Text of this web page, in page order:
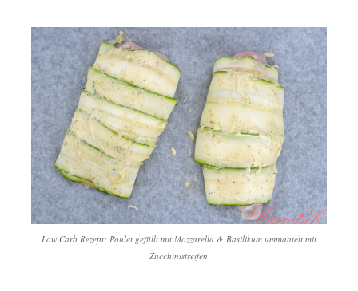
Low Carb Rezept: Poulet gefüllt mit Mozzarella & Basilikum ummantelt mit
Zucchinistreifen